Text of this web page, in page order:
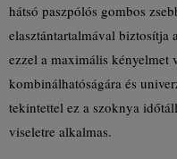
hátsó paszpólós gombos
elasztántartalmával biztosítja
ezzel a maximális kényelmet
kombinálhatóságára és
tekintettel ez a szoknya
viseletre alkalmas.